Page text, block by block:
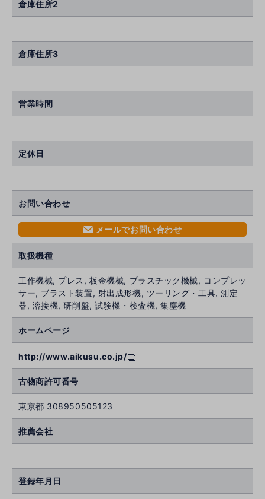
倉庫住所2
倉庫住所3
営業時間
定休日
お問い合わせ
mail メールでお問い合わせ
取扱機種
工作機械, プレス, 板金機械, プラスチック機械, コンプレッ
サー, ブラスト装置, 射出成形機, ツーリング・工具, 測定
器, 溶接機, 研削盤, 試験機・検査機, 集塵機
ホームページ
http://www.aikusu.co.jp/
古物商許可番号
東京都 308950505123
推薦会社
登録年月日